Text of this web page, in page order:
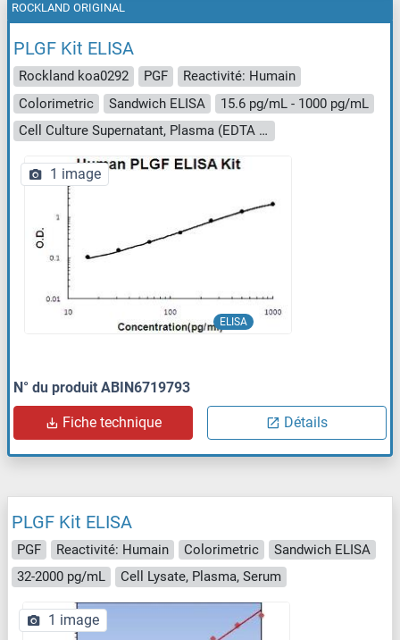
PLGF Kit ELISA
Rockland koa0292 PGF
Reactivité: Humain
Colorimetric
Sandwich ELISA
15.6 pg/mL - 1000 pg/mL
Cell Culture Supernatant, Plasma (EDTA - heparin - citrate), Serum, Urine
ELISA
1 image
N° du produit ABIN6719793
Fiche technique Détails
ROCKLAND ORIGINAL
PLGF Kit ELISA
PGF Reactivité: Humain Colorimetric
Sandwich ELISA
32-2000 pg/mL
Cell Lysate, Plasma, Serum
1 image